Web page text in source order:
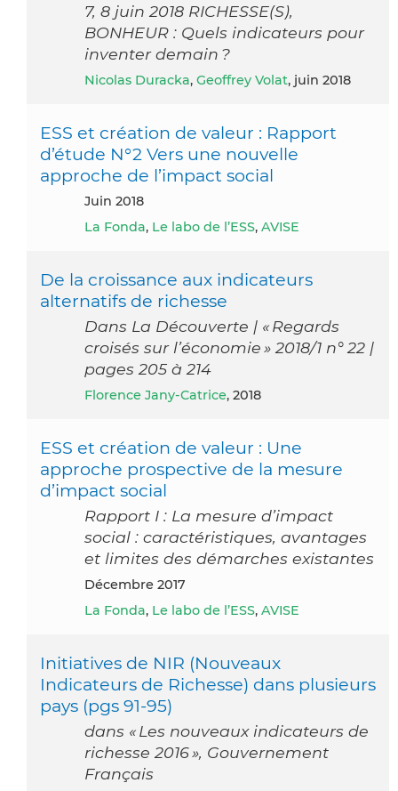
7, 8 juin 2018 RICHESSE(S),
BONHEUR : Quels indicateurs pour
inventer demain ?
Nicolas Duracka, Geoffrey Volat, juin 2018
ESS et création de valeur : Rapport
d’étude N°2 Vers une nouvelle
approche de l’impact social
juin 2018
La Fonda, Le labo de l’ESS, AVISE
De la croissance aux indicateurs
alternatifs de richesse
Dans La Découverte | « Regards
croisés sur l’économie » 2018/1 n° 22 |
pages 205 à 214
Florence Jany-Catrice, 2018
ESS et création de valeur : Une
approche prospective de la mesure
d’impact social
Rapport I : La mesure d’impact
social : caractéristiques, avantages
et limites des démarches existantes
décembre 2017
La Fonda, Le labo de l’ESS, AVISE
Initiatives de NIR (Nouveaux
Indicateurs de Richesse) dans plusieurs
pays (pgs 91-95)
dans « Les nouveaux indicateurs de
richesse 2016 », Gouvernement
Français